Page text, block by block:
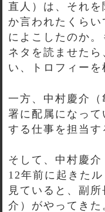
直人）は、それ
か言われたくら
によこしたのか
ネタを読ませた
い、トロフィーを
一方、中村慶介
署に配属になっ
する仕事を担当す
そして、中村慶介
12年前に起きた
見ていると、副
介）がやってきた